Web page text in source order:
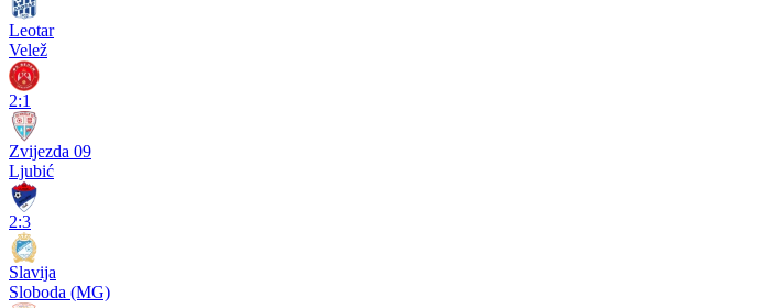
Leotar
Velež
2:1
Zvijezda 09
Ljubić
2:3
Slavija
Sloboda (MG)